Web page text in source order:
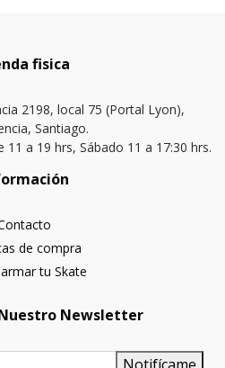
fisica
2198, local 75 (Portal Lyon),
Santiago.
11 a 19 hrs, Sábado 11 a 17:30 hrs.
de compra
tu Skate
Newsletter